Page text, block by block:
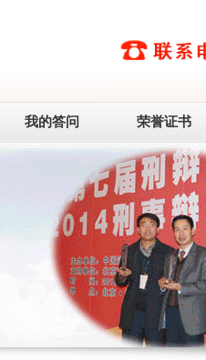
我的答问 荣誉证书